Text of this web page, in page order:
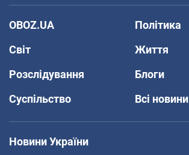
OBOZ.UA
Політика
Світ
Життя
Розслідування
Блоги
Суспільство
Всі новини
Новини України